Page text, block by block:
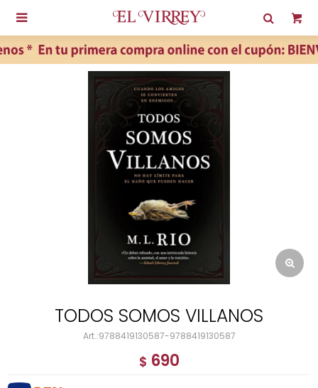

TODOS SOMOS VILLANOS
9788419130587-9788419130587
$ 690